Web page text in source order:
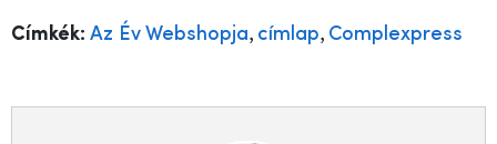
Címkék: Az Év Webshopja, címlap, Complexpress